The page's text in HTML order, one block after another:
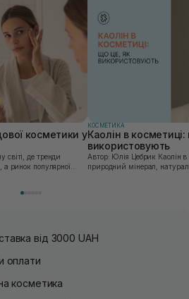
косметики у
а ринок популярної
КОСМЕТИКА
Каолін в
використовують
Автор: Юлія Цебрик Каолін в косметології – це
природний мінерал,
від 3000 UAH
оплати
косметика